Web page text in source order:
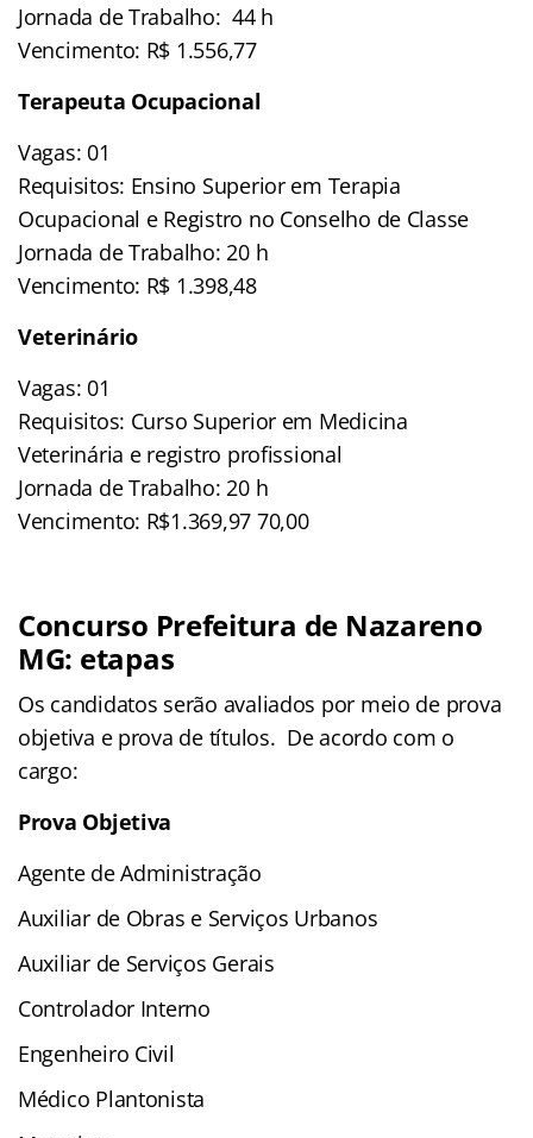
Jornada de Trabalho: 44 h
Vencimento: R$ 1.556,77
Terapeuta Ocupacional
Vagas: 01
Requisitos: Ensino Superior em Terapia
Ocupacional e Registro no Conselho de Classe
Jornada de Trabalho: 20 h
Vencimento: R$ 1.398,48
Veterinário
Vagas: 01
Requisitos: Curso Superior em Medicina
Veterinária e registro profissional
Jornada de Trabalho: 20 h
Vencimento: R$1.369,97 70,00
Concurso Prefeitura de Nazareno
MG: etapas
Os candidatos serão avaliados por meio de prova
objetiva e prova de títulos. De acordo com o
cargo:
Prova Objetiva
Agente de Administração
Auxiliar de Obras e Serviços Urbanos
Auxiliar de Serviços Gerais
Controlador Interno
Engenheiro Civil
Médico Plantonista